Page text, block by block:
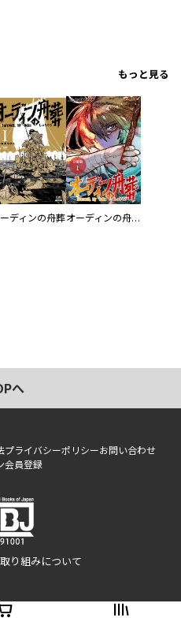
もっと見る
ディンの舟葬 オーディンの舟葬 分冊版
へ
プライバシーポリシーお問い合わせ
会員登録
り組みについて